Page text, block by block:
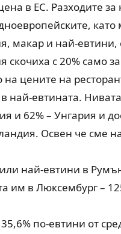
в ЕС. Разходите
макар и най-
с 20% само
цените на
най-евтината.
и 62% – Унгария и
Освен че сме
най-евтини в
им в Люксембург –
по-евтини от